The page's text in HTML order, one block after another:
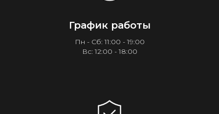
График работы
Пн - Сб: 11:00 - 19:00
Вс: 12:00 - 18:00